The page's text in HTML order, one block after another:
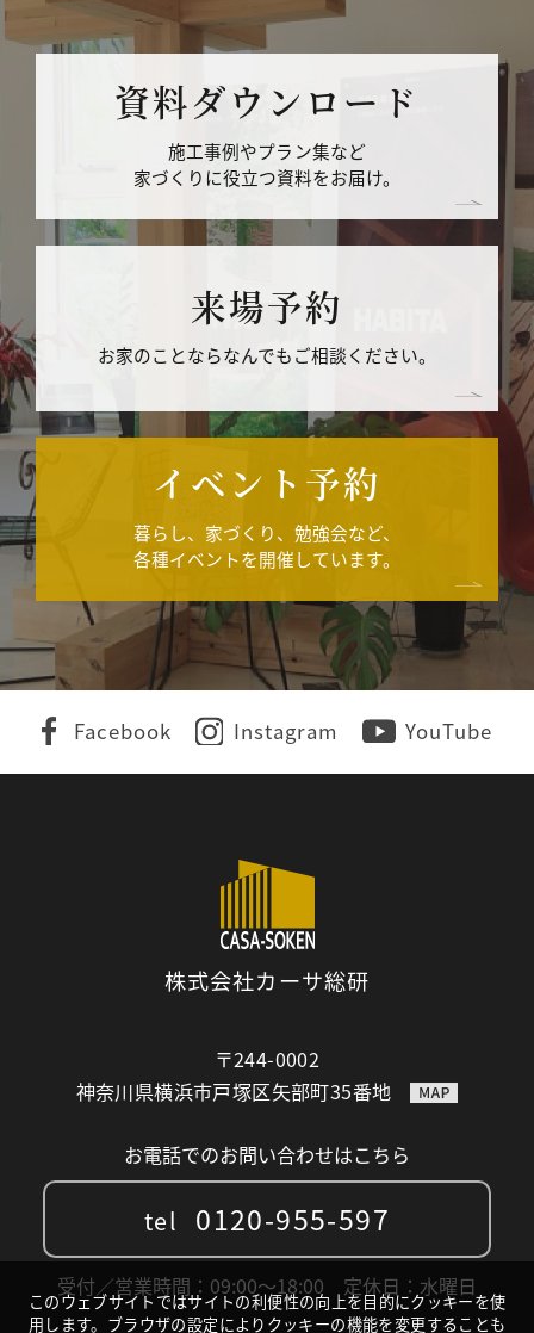
資料ダウンロード
施工事例やプラン集など
家づくりに役立つ資料をお届け。
来場予約
お家のことならなんでもご相談ください。
イベント予約
暮らし、家づくり、勉強会など、
各種イベントを開催しています。
Facebook Instagram YouTube
株式会社カーサ総研
〒244-0002
神奈川県横浜市戸塚区矢部町35番地
お電話でのお問い合わせはこちら
tel 0120-955-597
受付／営業時間：09:00〜18:00 定休日：水曜日
このウェブサイトではサイトの利便性の向上を目的にクッキーを使
用します。ブラウザの設定によりクッキーの機能を変更することも